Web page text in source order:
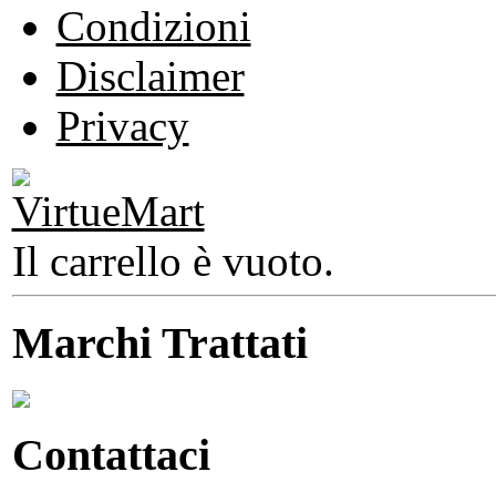
Condizioni
Disclaimer
Privacy
Il carrello è vuoto.
Marchi Trattati
Contattaci